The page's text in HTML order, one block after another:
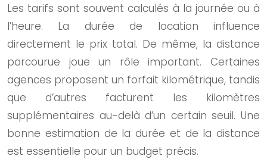
Les tarifs sont souvent calculés à la journée ou à
l’heure. La durée de location influence
directement le prix total. De même, la distance
parcourue joue un rôle important. Certaines
agences proposent un forfait kilométrique, tandis
que d’autres facturent les kilomètres
supplémentaires au-delà d’un certain seuil. Une
bonne estimation de la durée et de la distance
est essentielle pour un budget précis.